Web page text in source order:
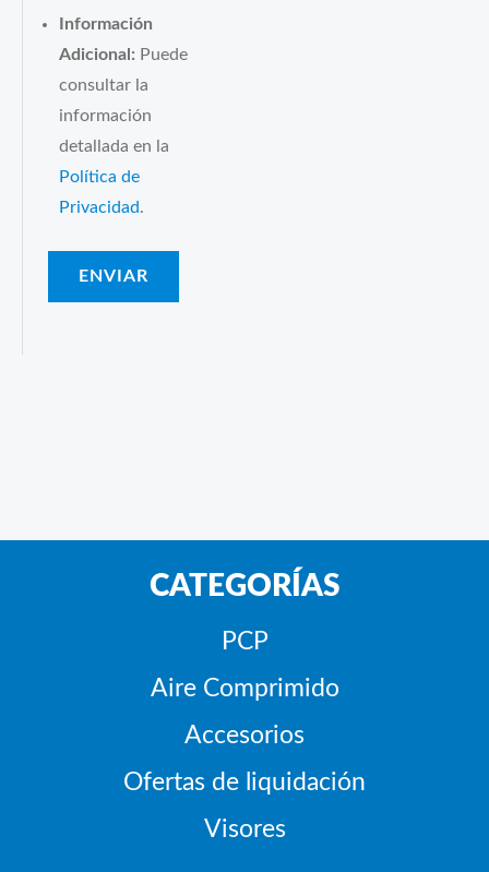
Información
Adicional: Puede
consultar la
información
detallada en la
Política de
Privacidad .
CATEGORÍAS
PCP
Aire Comprimido
Accesorios
Ofertas de liquidación
Visores